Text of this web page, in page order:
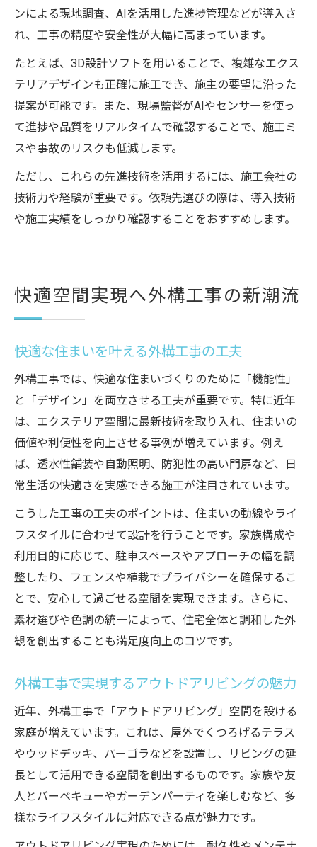
ンによる現地調査、AIを活用した進捗管理などが導入さ
れ、工事の精度や安全性が大幅に高まっています。
たとえば、3D設計ソフトを用いることで、複雑なエクス
テリアデザインも正確に施工でき、施主の要望に沿った
提案が可能です。また、現場監督がAIやセンサーを使っ
て進捗や品質をリアルタイムで確認することで、施工ミ
スや事故のリスクも低減します。
ただし、これらの先進技術を活用するには、施工会社の
技術力や経験が重要です。依頼先選びの際は、導入技術
や施工実績をしっかり確認することをおすすめします。
快適空間実現へ外構工事の新潮流
快適な住まいを叶える外構工事の工夫
外構工事では、快適な住まいづくりのために「機能性」
と「デザイン」を両立させる工夫が重要です。特に近年
は、エクステリア空間に最新技術を取り入れ、住まいの
価値や利便性を向上させる事例が増えています。例え
ば、透水性舗装や自動照明、防犯性の高い門扉など、日
常生活の快適さを実感できる施工が注目されています。
こうした工事の工夫のポイントは、住まいの動線やライ
フスタイルに合わせて設計を行うことです。家族構成や
利用目的に応じて、駐車スペースやアプローチの幅を調
整したり、フェンスや植栽でプライバシーを確保するこ
とで、安心して過ごせる空間を実現できます。さらに、
素材選びや色調の統一によって、住宅全体と調和した外
観を創出することも満足度向上のコツです。
外構工事で実現するアウトドアリビングの魅力
近年、外構工事で「アウトドアリビング」空間を設ける
家庭が増えています。これは、屋外でくつろげるテラス
やウッドデッキ、パーゴラなどを設置し、リビングの延
長として活用できる空間を創出するものです。家族や友
人とバーベキューやガーデンパーティを楽しむなど、多
様なライフスタイルに対応できる点が魅力です。